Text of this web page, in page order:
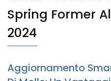
Spring Former
2024
Aggiornamento